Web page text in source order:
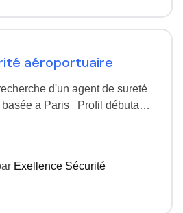
aéroportuaire
d'un agent de sureté
a Paris Profil débutant
Exellence Sécurité